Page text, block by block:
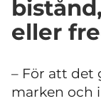
eller
– För att det
marken och